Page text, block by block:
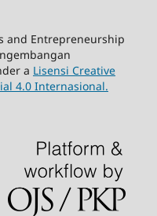
and Entrepreneurship
a Lisensi Creative
4.0 Internasional.